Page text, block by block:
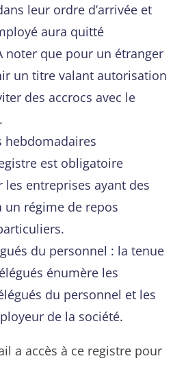
leur ordre d’arrivée et
aura quitté
noter que pour un étranger
un titre valant autorisation
des accrocs avec le
hebdomadaires
est obligatoire
entreprises ayant des
un régime de repos
du personnel : la tenue
énumère les
du personnel et les
de la société.
a accès à ce registre pour